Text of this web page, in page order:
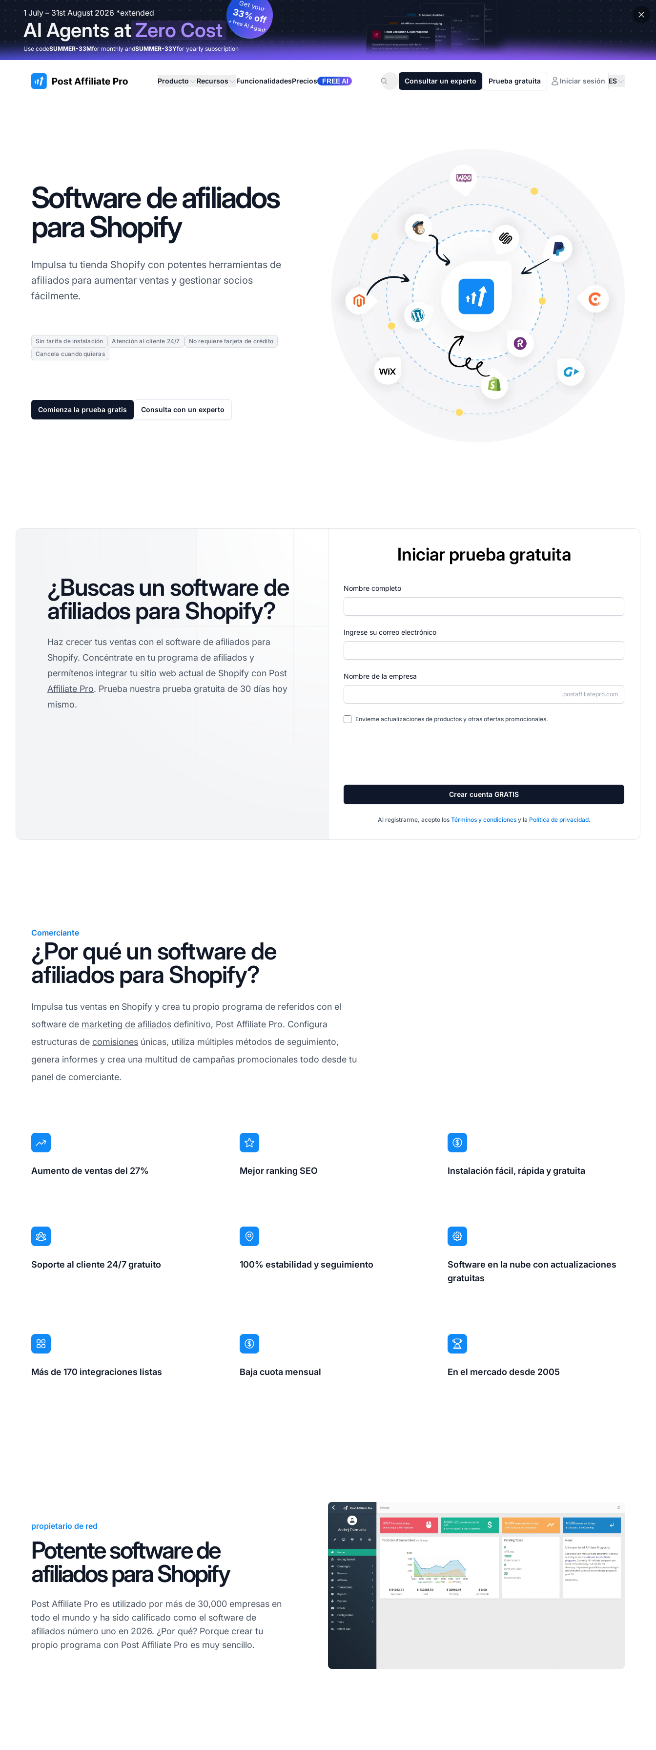
1 July – 31st August 2026 *extended
AI Agents atZero Cost
Get your
33% off
+ free AI Agent
Use codeSUMMER-33Mfor monthly andSUMMER-33Yfor yearly subscription
:site.title Producto Recursos FuncionalidadesPrecios FREE AI Consultar un experto Prueba gratuita Iniciar sesión ES
Software de afiliados
para Shopify
Impulsa tu tienda Shopify con potentes herramientas de
afiliados para aumentar ventas y gestionar socios
fácilmente.
Sin tarifa de instalación Atención al cliente 24/7
No requiere tarjeta de crédito
Cancela cuando quieras
Comienza la prueba gratis Consulta con un experto
¿Buscas un software de
afiliados para Shopify?
Haz crecer tus ventas con el software de afiliados para
Shopify. Concéntrate en tu programa de afiliados y
permítenos integrar tu sitio web actual de Shopify con Post
Affiliate Pro. Prueba nuestra prueba gratuita de 30 días hoy
mismo.
Iniciar prueba gratuita
Nombre completo
Ingrese su correo electrónico
Nombre de la empresa
.postaffiliatepro.com
Envíeme actualizaciones de productos y otras ofertas promocionales.
Crear cuenta GRATIS
Al registrarme, acepto los Términos y condicionesy la Política de privacidad.
Comerciante
¿Por qué un software de
afiliados para Shopify?
Impulsa tus ventas en Shopify y crea tu propio programa de referidos con el
software de marketing de afiliados definitivo, Post Affiliate Pro. Configura
estructuras de comisiones únicas, utiliza múltiples métodos de seguimiento,
genera informes y crea una multitud de campañas promocionales todo desde tu
panel de comerciante.
Aumento de ventas del 27% Mejor ranking SEO Instalación fácil, rápida y gratuita
Soporte al cliente 24/7 gratuito 100% estabilidad y seguimiento
Software en la nube con actualizaciones
gratuitas
Más de 170 integraciones listas Baja cuota mensual En el mercado desde 2005
propietario de red
Potente software de
afiliados para Shopify
Post Affiliate Pro es utilizado por más de 30,000 empresas en
todo el mundo y ha sido calificado como el software de
afiliados número uno en 2026. ¿Por qué? Porque crear tu
propio programa con Post Affiliate Pro es muy sencillo.